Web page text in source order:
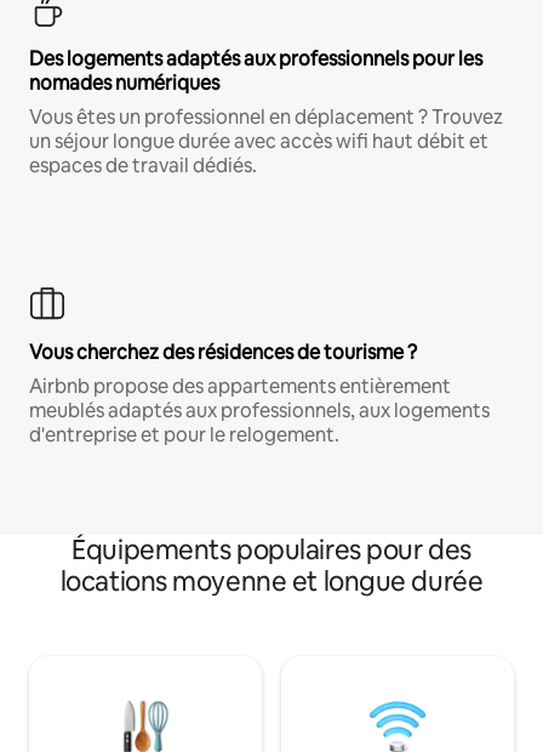
Des logements adaptés aux professionnels pour les
nomades numériques
Vous êtes un professionnel en déplacement ? Trouvez
un séjour longue durée avec accès wifi haut débit et
espaces de travail dédiés.
Vous cherchez des résidences de tourisme ?
Airbnb propose des appartements entièrement
meublés adaptés aux professionnels, aux logements
d'entreprise et pour le relogement.
Équipements populaires pour des
locations moyenne et longue durée